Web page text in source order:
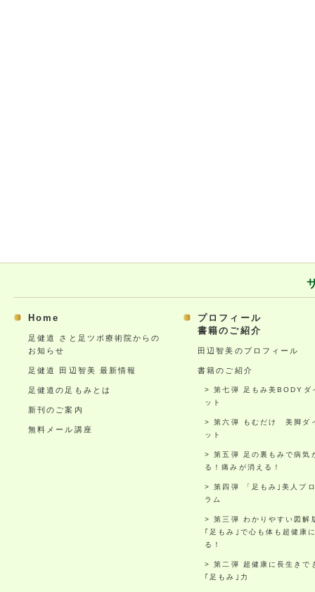
Home
足健道 さと足ツボ療術院からの
お知らせ
足健道 田辺智美 最新情報
足健道の足もみとは
新刊のご案内
無料メール講座
プロフィール
書籍のご紹介
田辺智美のプロフィール
書籍のご紹介
第七弾 足もみ美BODYダ
ット
第六弾 もむだけ 美脚ダ
ット
第五弾 足の裏もみで病気
る！痛みが消える！
第四弾 「足もみ｣美人プ
ラム
第三弾 わかりやすい図解
｢足もみ｣で心も体も超健康
る！
第二弾 超健康に長生きで
｢足もみ｣力